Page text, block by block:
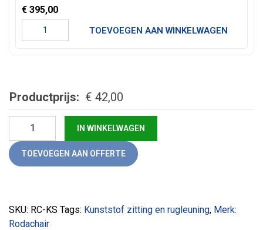
€ 395,00
TOEVOEGEN AAN WINKELWAGEN
Productprijs: € 42,00
Klapstoel (Zwart) aantal
IN WINKELWAGEN
TOEVOEGEN AAN OFFERTE
SKU: RC-KS Tags: Kunststof zitting en rugleuning, Merk:
Rodachair